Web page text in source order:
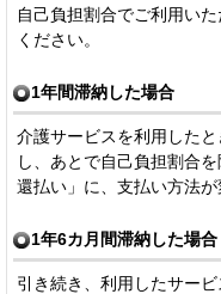
自己負担割合でご利用い
ください。
1年間滞納した場合
介護サービスを利用した
し、あとで自己負担割合
還払い」に、支払い方法が
1年6カ月間滞納した場合
引き続き、利用したサー